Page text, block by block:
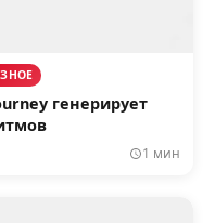
генерирует
1 мин